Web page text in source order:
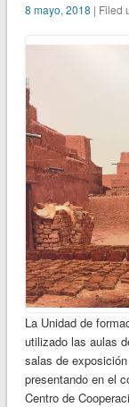
8 mayo, 2018 | Filed
La Unidad de
utilizado las aulas
salas de
presentando en el
Centro de